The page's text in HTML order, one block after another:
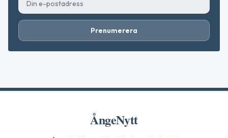
Prenumerera
ÅngeNytt